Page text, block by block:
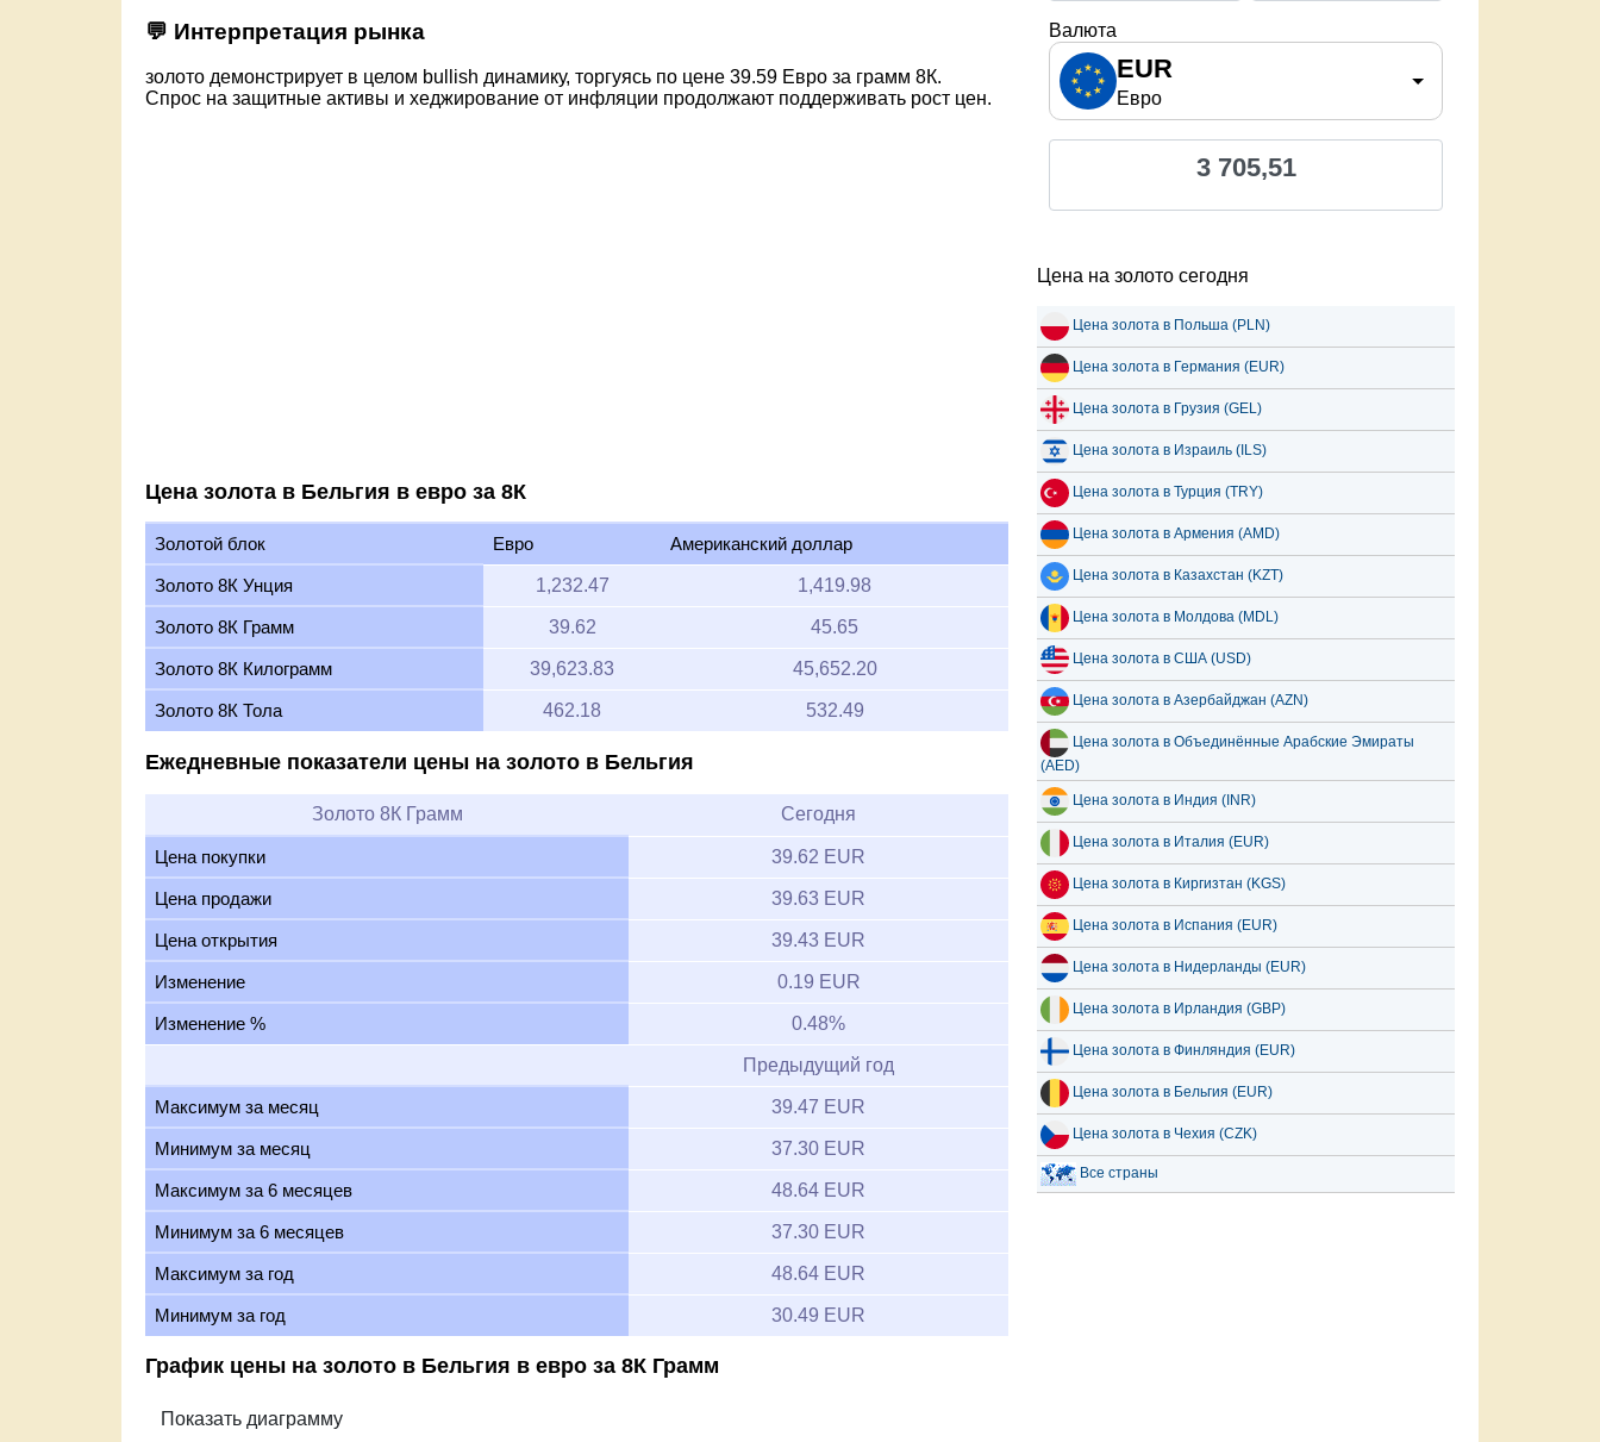
💬 Интерпретация рынка
золото демонстрирует в целом bullish динамику, торгуясь по цене 39.59 Евро за грамм 8К.
Спрос на защитные активы и хеджирование от инфляции продолжают поддерживать рост цен.
Цена золота в Бельгия в евро за 8К
Золотой блок Евро Американский доллар
Золото 8К Унция 1,232.47 1,419.98
Золото 8К Грамм 39.62 45.65
Золото 8К Килограмм 39,623.83 45,652.20
Золото 8К Тола 462.18 532.49
Ежедневные показатели цены на золото в Бельгия
Золото 8К Грамм Сегодня
Цена покупки 39.62 EUR
Цена продажи 39.63 EUR
Цена открытия 39.43 EUR
Изменение 0.19 EUR
Изменение % 0.48%
Предыдущий год
Максимум за месяц 39.47 EUR
Минимум за месяц 37.30 EUR
Максимум за 6 месяцев 48.64 EUR
Минимум за 6 месяцев 37.30 EUR
Максимум за год 48.64 EUR
Минимум за год 30.49 EUR
График цены на золото в Бельгия в евро за 8К Грамм
Zoom 1m 3m 6m YTD
Валюта
EUR
Евро
3 705,51
Цена на золото сегодня
Цена золота в Польша (PLN)
Цена золота в Германия (EUR)
Цена золота в Грузия (GEL)
Цена золота в Израиль (ILS)
Цена золота в Турция (TRY)
Цена золота в Армения (AMD)
Цена золота в Казахстан (KZT)
Цена золота в Молдова (MDL)
Цена золота в США (USD)
Цена золота в Азербайджан (AZN)
Цена золота в Объединённые Арабские Эмираты
(AED)
Цена золота в Индия (INR)
Цена золота в Италия (EUR)
Цена золота в Киргизтан (KGS)
Цена золота в Испания (EUR)
Цена золота в Нидерланды (EUR)
Цена золота в Ирландия (GBP)
Цена золота в Финляндия (EUR)
Цена золота в Бельгия (EUR)
Цена золота в Чехия (CZK)
Все страны